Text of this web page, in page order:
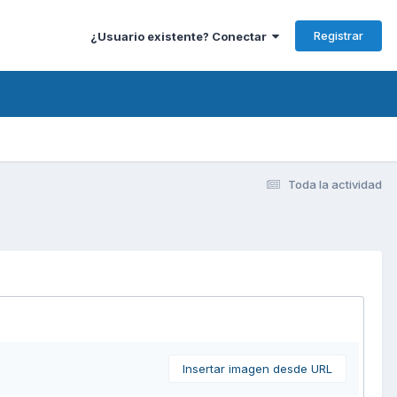
¿Usuario existente? Conectar Registrar
Toda la actividad
Insertar imagen desde URL